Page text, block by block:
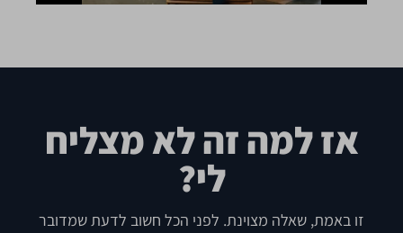
אז למה זה לא מצליח
לי?
זו באמת, שאלה מצוינת. לפני הכל חשוב לדעת שמדובר